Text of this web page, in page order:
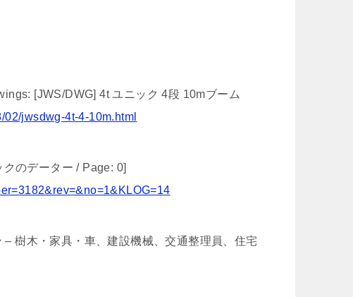
[JWS/DWG] 4t ユニック 4段 10mブーム
jwsdwg-4t-4-10m.html
のデーター / Page: 0]
樹木・家具・車、建設機械、交通整理員、住宅